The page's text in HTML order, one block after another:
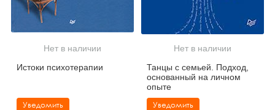
Нет в наличии
Истоки психотерапии
Уведомить
Нет в наличии
Танцы с семьей. Подход,
основанный на личном
опыте
Уведомить